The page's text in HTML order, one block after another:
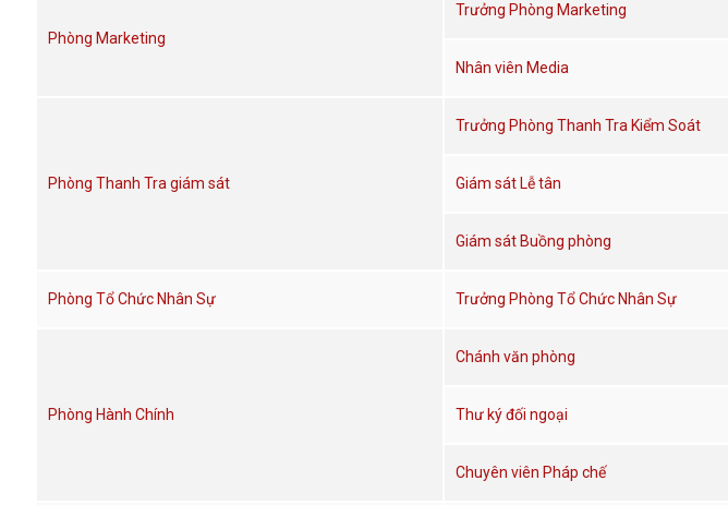
Phòng Marketing
Trưởng Phòng Marketing
Nhân viên Media
Phòng Thanh Tra giám sát
Trưởng Phòng Thanh Tra Kiểm Soát
Giám sát Lễ tân
Giám sát Buồng phòng
Phòng Tổ Chức Nhân Sự Trưởng Phòng Tổ Chức Nhân Sự
Phòng Hành Chính
Chánh văn phòng
Thư ký đối ngoại
Chuyên viên Pháp chế